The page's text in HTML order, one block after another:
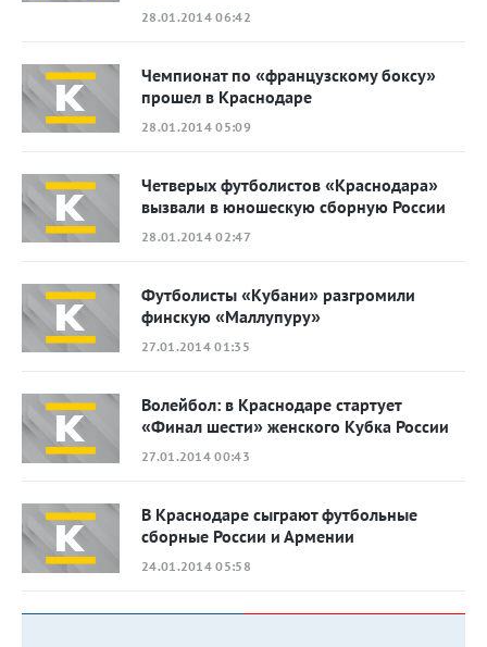
28.01.2014 06:42
Чемпионат по «французскому боксу»
прошел в Краснодаре
28.01.2014 05:09
Четверых футболистов «Краснодара»
вызвали в юношескую сборную России
28.01.2014 02:47
Футболисты «Кубани» разгромили
финскую «Маллупуру»
27.01.2014 01:35
Волейбол: в Краснодаре стартует
«Финал шести» женского Кубка России
27.01.2014 00:43
В Краснодаре сыграют футбольные
сборные России и Армении
24.01.2014 05:58